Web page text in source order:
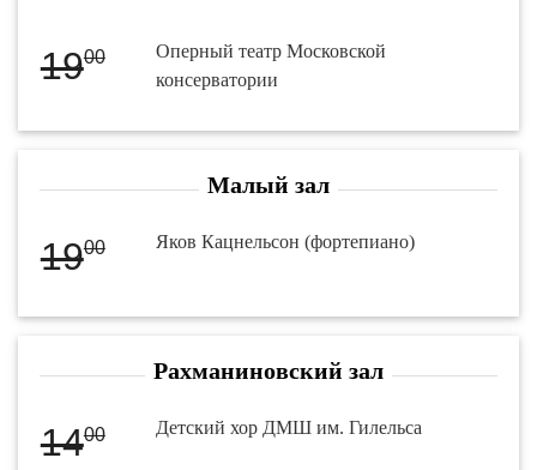
1900
Оперный театр Московской
консерватории
Малый зал
1900 Яков Кацнельсон (фортепиано)
Рахманиновский зал
1400 Детский хор ДМШ им. Гилельса